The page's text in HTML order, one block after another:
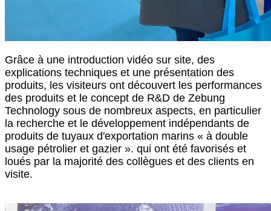
Grâce à une introduction vidéo sur site, des
explications techniques et une présentation des
produits, les visiteurs ont découvert les performances
des produits et le concept de R&D de Zebung
Technology sous de nombreux aspects, en particulier
la recherche et le développement indépendants de
produits de tuyaux d'exportation marins « à double
usage pétrolier et gazier ». qui ont été favorisés et
loués par la majorité des collègues et des clients en
visite.